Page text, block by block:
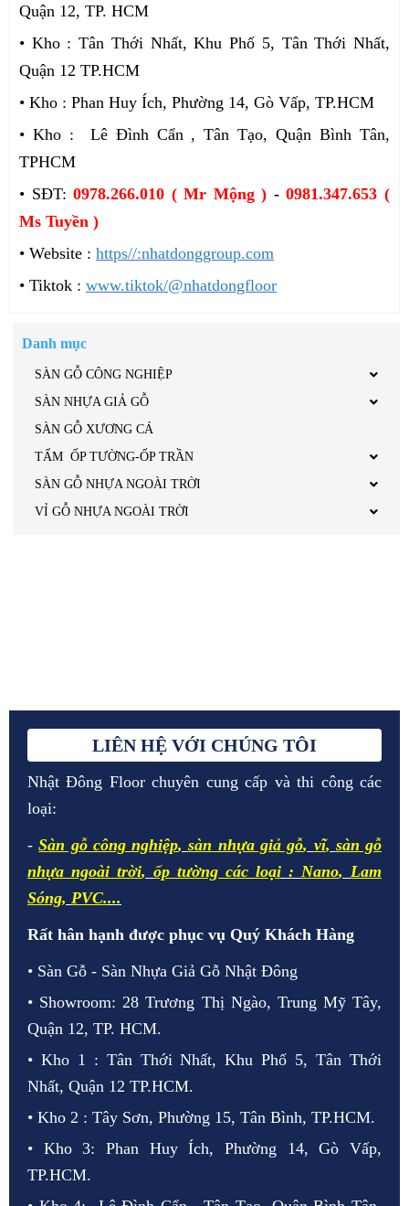
Quận 12, TP. HCM
• Kho : Tân Thới Nhất, Khu Phố 5, Tân Thới Nhất,
Quận 12 TP.HCM
• Kho : Phan Huy Ích, Phường 14, Gò Vấp, TP.HCM
• Kho : Lê Đình Cẩn , Tân Tạo, Quận Bình Tân,
TPHCM
• SĐT:0978.266.010 ( Mr Mộng ) -0981.347.653 (
Ms Tuyền )
• Website : https//:nhatdonggroup.com
• Tiktok : www.tiktok/@nhatdongfloor
Danh mục
SÀN GỖ CÔNG NGHIỆP
SÀN NHỰA GIẢ GỖ
SÀN GỖ XƯƠNG CÁ
TẤM ỐP TƯỜNG-ỐP TRẦN
SÀN GỖ NHỰA NGOÀI TRỜI
VỈ GỖ NHỰA NGOÀI TRỜI
LIÊN HỆ VỚI CHÚNG TÔI
Nhật Đông Floor chuyên cung cấp và thi công các
loại:
-Sàn gỗ công nghiệp,sàn nhựa giả gỗ, vĩ, sàn gỗ
nhựa ngoài trời, ốp tường các loại : Nano, Lam
Sóng, PVC....
Rất hân hạnh được phục vụ Quý Khách Hàng
• Sàn Gỗ - Sàn Nhựa Giả Gỗ Nhật Đông
• Showroom: 28 Trương Thị Ngào, Trung Mỹ Tây,
Quận 12, TP. HCM.
• Kho 1 : Tân Thới Nhất, Khu Phố 5, Tân Thới
Nhất, Quận 12 TP.HCM.
• Kho 2 : Tây Sơn, Phường 15, Tân Bình, TP.HCM.
• Kho 3: Phan Huy Ích, Phường 14, Gò Vấp,
TP.HCM.